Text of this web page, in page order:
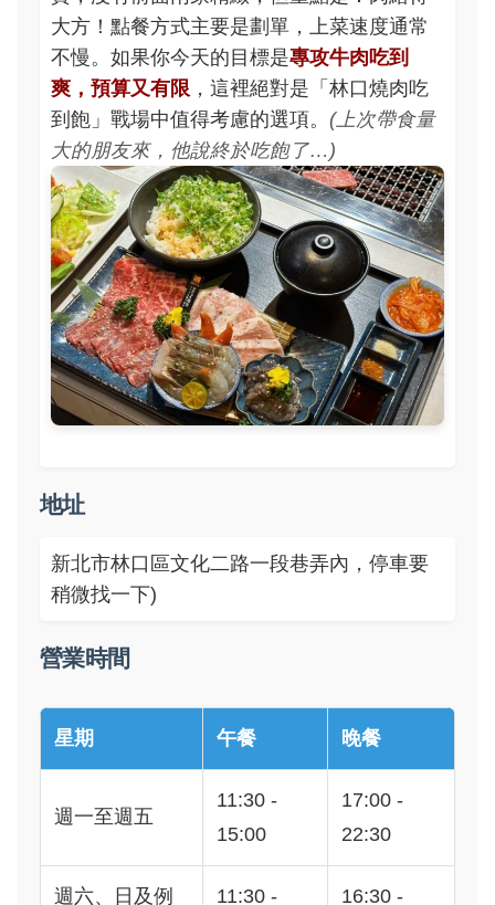
大方！點餐方式主要是劃單，上菜速度通常
不慢。如果你今天的目標是專攻牛肉吃到
爽，預算又有限 ，這裡絕對是「林口燒肉吃
到飽」戰場中值得考慮的選項。 (上次帶食量
大的朋友來，他說終於吃飽了…)
地址
新北市林口區文化二路一段巷弄內，停車要
稍微找一下)
營業時間
星期 午餐 晚餐
週一至週五
11:30 -
15:00
17:00 -
22:30
週六、日及例 11:30 - 16:30 -